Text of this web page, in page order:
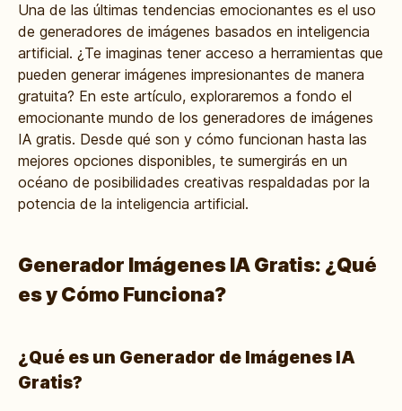
Una de las últimas tendencias emocionantes es el uso
de generadores de imágenes basados en inteligencia
artificial. ¿Te imaginas tener acceso a herramientas que
pueden generar imágenes impresionantes de manera
gratuita? En este artículo, exploraremos a fondo el
emocionante mundo de los generadores de imágenes
IA gratis. Desde qué son y cómo funcionan hasta las
mejores opciones disponibles, te sumergirás en un
océano de posibilidades creativas respaldadas por la
potencia de la inteligencia artificial.
Generador Imágenes IA Gratis: ¿Qué
es y Cómo Funciona?
¿Qué es un Generador de Imágenes IA
Gratis?